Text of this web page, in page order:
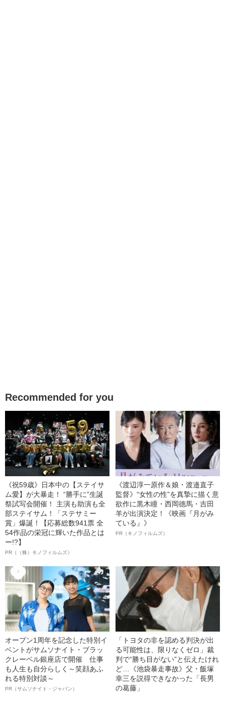
Recommended for you
《祝59歳》日本中の【ステイサ
ム愛】が大暴走！ “勝手に”生誕
祭試写会開催！ 主演も助演も全
部ステイサム！「ステサミー
賞」爆誕！【応募総数941票 全
54作品の栄冠に輝いた作品とは
ー!?】
PR（（株）キノフィルムズ）
《渡辺淳一原作＆娘・渡邉直子
監督》“女性の性”を真摯に描く意
欲作に黒木瞳・西岡德馬・吉田
羊が出演決定！《映画『月がみ
ている』》
PR（キノフィルムズ）
オープン1周年を記念した特別イ
ベントがサムソナイト・ブラッ
クレーベル銀座店で開催 仕事
も人生も自分らしく～笑顔あふ
れる特別対談～
PR（サムソナイト・ジャパン）
「トヨタの非を認める判決が出
る可能性は、限りなくゼロ」裁
判で“勝ち目がない”と伝えたけれ
ど…《池袋暴走事故》父・飯塚
幸三を説得できなかった「長男
の葛藤」